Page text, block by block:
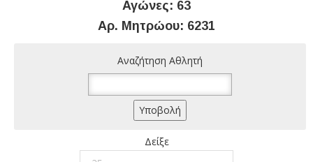
Αγώνες: 63
Αρ. Μητρώου: 6231
Αναζήτηση Αθλητή
Δείξε